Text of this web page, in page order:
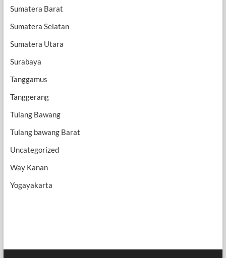
Sumatera Barat
Sumatera Selatan
Sumatera Utara
Surabaya
Tanggamus
Tanggerang
Tulang Bawang
Tulang bawang Barat
Uncategorized
Way Kanan
Yogayakarta